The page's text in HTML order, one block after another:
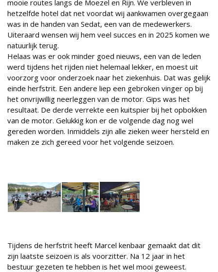
mooie routes langs de Moezel en Rijn. We verbleven in
hetzelfde hotel dat net voordat wij aankwamen overgegaan
was in de handen van Sedat, een van de medewerkers.
Uiteraard wensen wij hem veel succes en in 2025 komen we
natuurlijk terug.
Helaas was er ook minder goed nieuws, een van de leden
werd tijdens het rijden niet helemaal lekker, en moest uit
voorzorg voor onderzoek naar het ziekenhuis. Dat was gelijk
einde herfstrit. Een andere liep een gebroken vinger op bij
het onvrijwillig neerleggen van de motor. Gips was het
resultaat. De derde verrekte een kuitspier bij het opbokken
van de motor. Gelukkig kon er de volgende dag nog wel
gereden worden. Inmiddels zijn alle zieken weer hersteld en
maken ze zich gereed voor het volgende seizoen.
Tijdens de herfstrit heeft Marcel kenbaar gemaakt dat dit
zijn laatste seizoen is als voorzitter. Na 12 jaar in het
bestuur gezeten te hebben is het wel mooi geweest.